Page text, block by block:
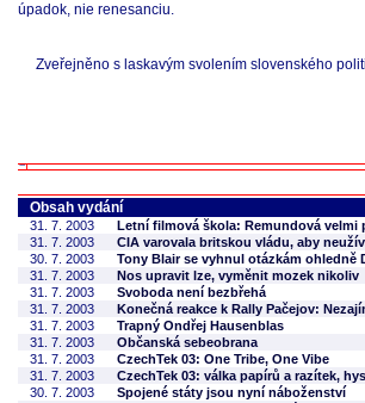
úpadok, nie renesanciu.
Zveřejněno s laskavým svolením slovenského
Obsah vydání
31. 7. 2003 Letní filmová škola: Remundová velmi
31. 7. 2003
CIA varovala britskou vládu, aby
30. 7. 2003
Tony Blair se vyhnul otázkám ohledně
31. 7. 2003
Nos upravit lze, vyměnit mozek nikoliv
31. 7. 2003
Svoboda není bezbřehá
31. 7. 2003
Konečná reakce k Rally Pačejov:
31. 7. 2003
Trapný Ondřej Hausenblas
31. 7. 2003
Občanská sebeobrana
31. 7. 2003
CzechTek 03: One Tribe, One Vibe
31. 7. 2003
CzechTek 03: válka papírů a razítek,
30. 7. 2003
Spojené státy jsou nyní náboženství